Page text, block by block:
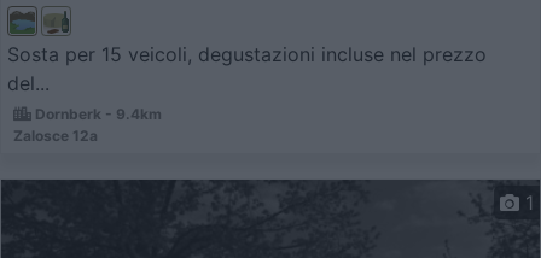
Sosta per 15 veicoli, degustazioni incluse nel prezzo
del...
Dornberk - 9.4km
Zalosce 12a
1